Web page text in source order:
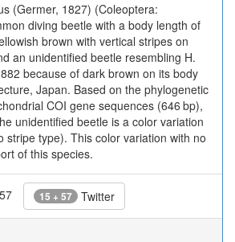
(Germer, 1827) (Coleoptera:
diving beetle with a body length of
brown with vertical stripes on
an unidentified beetle resembling H.
because of dark brown on its body
Japan. Based on the phylogenetic
COI gene sequences (646 bp),
unidentified beetle is a color variation
stripe type). This color variation with no
of this species.
15 + 57 Twitter